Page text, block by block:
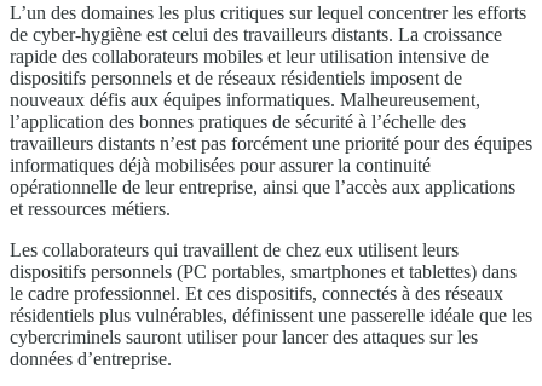
L’un des domaines les plus critiques sur lequel concentrer les efforts
de cyber-hygiène est celui des travailleurs distants. La croissance
rapide des collaborateurs mobiles et leur utilisation intensive de
dispositifs personnels et de réseaux résidentiels imposent de
nouveaux défis aux équipes informatiques. Malheureusement,
l’application des bonnes pratiques de sécurité à l’échelle des
travailleurs distants n’est pas forcément une priorité pour des équipes
informatiques déjà mobilisées pour assurer la continuité
opérationnelle de leur entreprise, ainsi que l’accès aux applications
et ressources métiers.
Les collaborateurs qui travaillent de chez eux utilisent leurs
dispositifs personnels (PC portables, smartphones et tablettes) dans
le cadre professionnel. Et ces dispositifs, connectés à des réseaux
résidentiels plus vulnérables, définissent une passerelle idéale que les
cybercriminels sauront utiliser pour lancer des attaques sur les
données d’entreprise.